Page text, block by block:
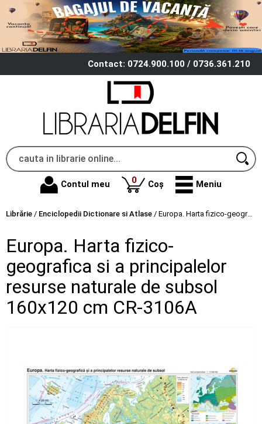
Contact: 0724.900.100 / 0736.361.210
Contul meu 0produse
Coș Meniu
Librărie / Enciclopedii Dictionare si Atlase / Europa. Harta fizico-geografica si a principalelor resurse naturale de subsol 160x120 cm CR-3106A
Europa. Harta fizico-
geografica si a principalelor
resurse naturale de subsol
160x120 cm CR-3106A